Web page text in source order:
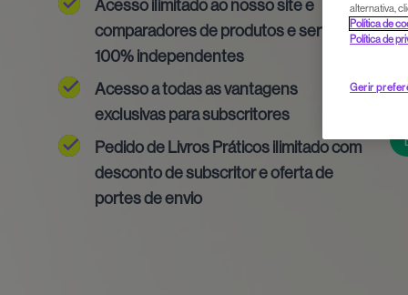
Acesso ilimitado ao nosso site e
comparadores de produtos e serviços
100% independentes
Acesso a todas as vantagens
exclusivas para subscritores
Pedido de Livros Práticos ilimitado com
desconto de subscritor e oferta de
portes de envio
alternativa,
Política de
Política de
Gerir